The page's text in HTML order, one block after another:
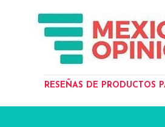
RESEÑAS DE PRODUCTOS